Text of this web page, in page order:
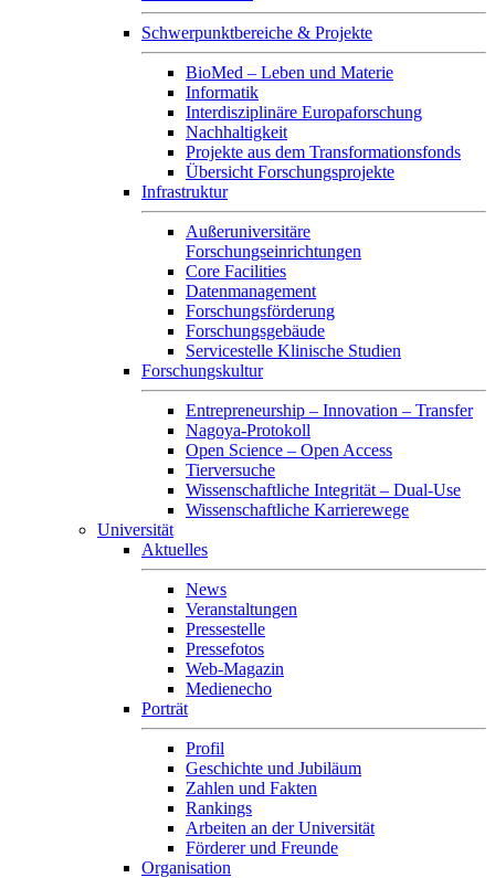
Schwerpunktbereiche & Projekte
BioMed – Leben und Materie
Informatik
Interdisziplinäre Europaforschung
Nachhaltigkeit
Projekte aus dem Transformationsfonds
Übersicht Forschungsprojekte
Infrastruktur
Außeruniversitäre
Forschungseinrichtungen
Core Facilities
Datenmanagement
Forschungsförderung
Forschungsgebäude
Servicestelle Klinische Studien
Forschungskultur
Entrepreneurship – Innovation – Transfer
Nagoya-Protokoll
Open Science – Open Access
Tierversuche
Wissenschaftliche Integrität – Dual-Use
Wissenschaftliche Karrierewege
Universität
Aktuelles
News
Veranstaltungen
Pressestelle
Pressefotos
Web-Magazin
Medienecho
Porträt
Profil
Geschichte und Jubiläum
Zahlen und Fakten
Rankings
Arbeiten an der Universität
Förderer und Freunde
Organisation